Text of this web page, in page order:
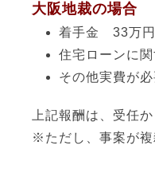
大阪地裁の場合
着手金 33万円
住宅ローンに
その他実費が必
上記報酬は、受任
※ただし、事案が複